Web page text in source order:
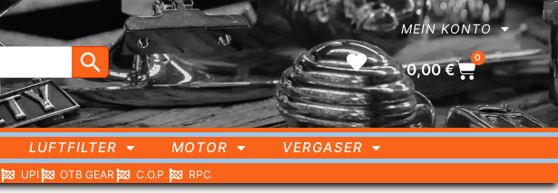
MEIN KONTO
0,00€
0
LUFTFILTER MOTOR VERGASER
UPI OTB GEAR C.O.P. RPC